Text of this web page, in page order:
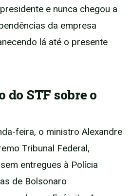
e nunca chegou a
da empresa
lá até o presente
do STF sobre o
feira, o ministro Alexandre
Tribunal Federal,
entregues à Polícia
de Bolsonaro